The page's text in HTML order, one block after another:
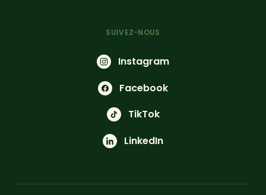
SUIVEZ-NOUS
Instagram
Facebook
TikTok
LinkedIn